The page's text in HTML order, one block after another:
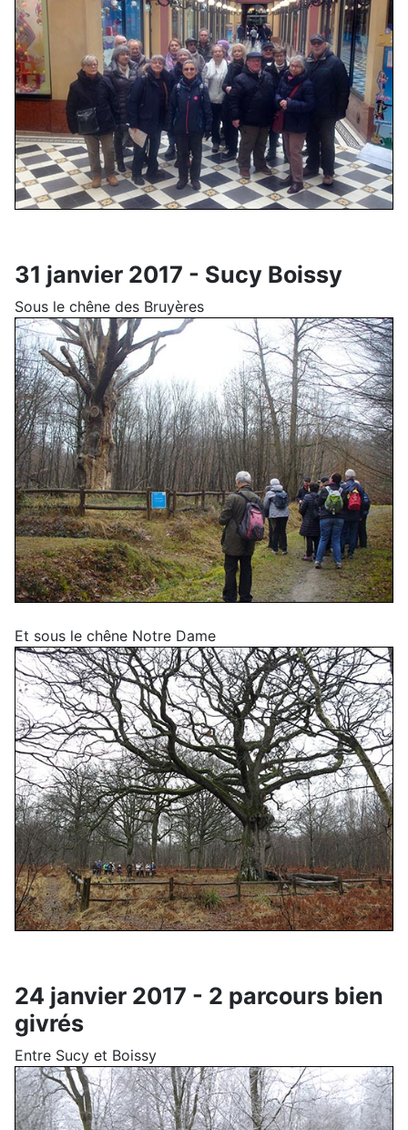
31 janvier 2017 - Sucy Boissy
Sous le chêne des Bruyères
Et sous le chêne Notre Dame
24 janvier 2017 - 2 parcours bien
givrés
Entre Sucy et Boissy